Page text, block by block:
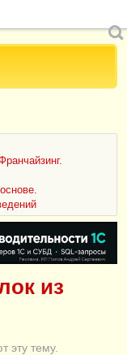
из
эту тему.